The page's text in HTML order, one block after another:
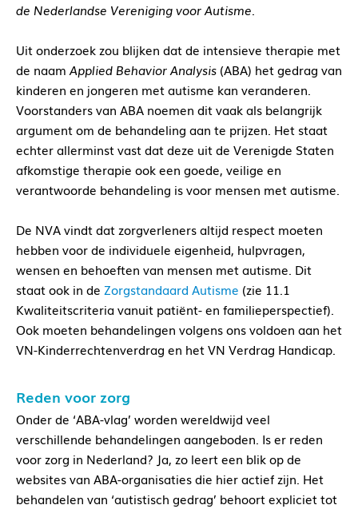
de Nederlandse Vereniging voor Autisme.
Uit onderzoek zou blijken dat de intensieve therapie met
de naam Applied Behavior Analysis (ABA) het gedrag van
kinderen en jongeren met autisme kan veranderen.
Voorstanders van ABA noemen dit vaak als belangrijk
argument om de behandeling aan te prijzen. Het staat
echter allerminst vast dat deze uit de Verenigde Staten
afkomstige therapie ook een goede, veilige en
verantwoorde behandeling is voor mensen met autisme.
De NVA vindt dat zorgverleners altijd respect moeten
hebben voor de individuele eigenheid, hulpvragen,
wensen en behoeften van mensen met autisme. Dit
staat ook in de Zorgstandaard Autisme (zie 11.1
Kwaliteitscriteria vanuit patiënt- en familieperspectief).
Ook moeten behandelingen volgens ons voldoen aan het
VN-Kinderrechtenverdrag en het VN Verdrag Handicap.
Reden voor zorg
Onder de ‘ABA-vlag’ worden wereldwijd veel
verschillende behandelingen aangeboden. Is er reden
voor zorg in Nederland? Ja, zo leert een blik op de
websites van ABA-organisaties die hier actief zijn. Het
behandelen van ‘autistisch gedrag’ behoort expliciet tot